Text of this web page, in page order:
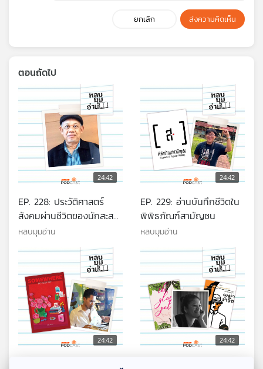
ยกเลิก ส่งความคิดเห็น
ตอนถัดไป
24:42
EP. 228: ประวัติศาสตร์
สังคมผ่านชีวิตของนักสะสม
หนังสือชื่อ สมาน อู่งามสิน
หลบมุมอ่าน
24:42
EP. 229: อ่านบันทึกชีวิตใน
พิพิธภัณฑ์สามัญชน
หลบมุมอ่าน
24:42 24:42